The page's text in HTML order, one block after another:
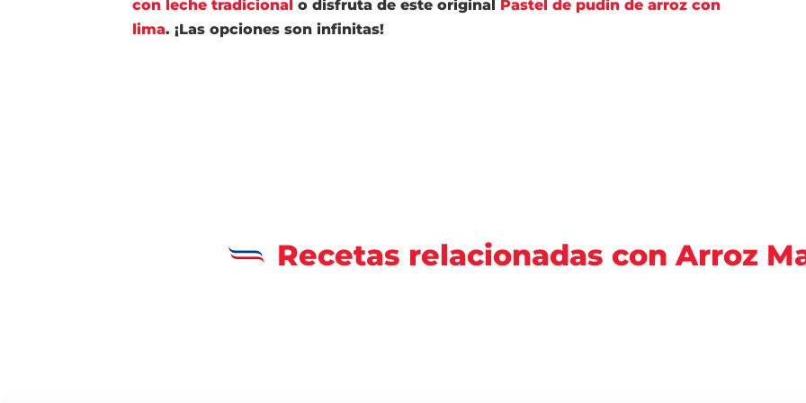
con leche tradicional o disfruta de este original Pastel de pudin de arroz con
lima. ¡Las opciones son infinitas!
Recetas relacionadas con Arroz